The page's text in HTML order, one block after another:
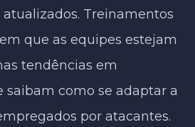
Treinamentos
que as equipes estejam
tendências em
saibam como se adaptar a
por atacantes.